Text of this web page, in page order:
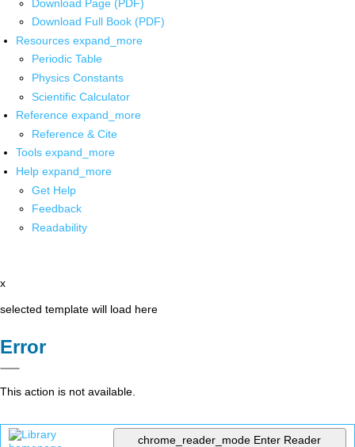
Download Page (PDF)
Download Full Book (PDF)
Resources expand_more
Periodic Table
Physics Constants
Scientific Calculator
Reference expand_more
Reference & Cite
Tools expand_more
Help expand_more
Get Help
Feedback
Readability
x
selected template will load here
Error
This action is not available.
chrome_reader_mode Enter Reader